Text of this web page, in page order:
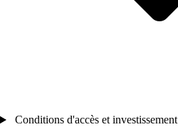
Conditions d'accès et investissement